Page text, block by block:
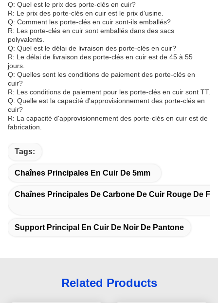
Q: Quel est le prix des porte-clés en cuir?
R: Le prix des porte-clés en cuir est le prix d'usine.
Q: Comment les porte-clés en cuir sont-ils emballés?
R: Les porte-clés en cuir sont emballés dans des sacs
polyvalents.
Q: Quel est le délai de livraison des porte-clés en cuir?
R: Le délai de livraison des porte-clés en cuir est de 45 à 55
jours.
Q: Quelles sont les conditions de paiement des porte-clés en
cuir?
R: Les conditions de paiement pour les porte-clés en cuir sont TT.
Q: Quelle est la capacité d'approvisionnement des porte-clés en
cuir?
R: La capacité d'approvisionnement des porte-clés en cuir est de
fabrication.
Tags:
Chaînes Principales En Cuir De 5mm
Chaînes Principales De Carbone De Cuir Rouge De
Support Principal En Cuir De Noir De Pantone
Related Products